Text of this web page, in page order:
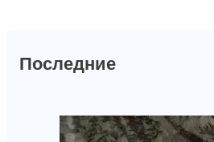
Последние